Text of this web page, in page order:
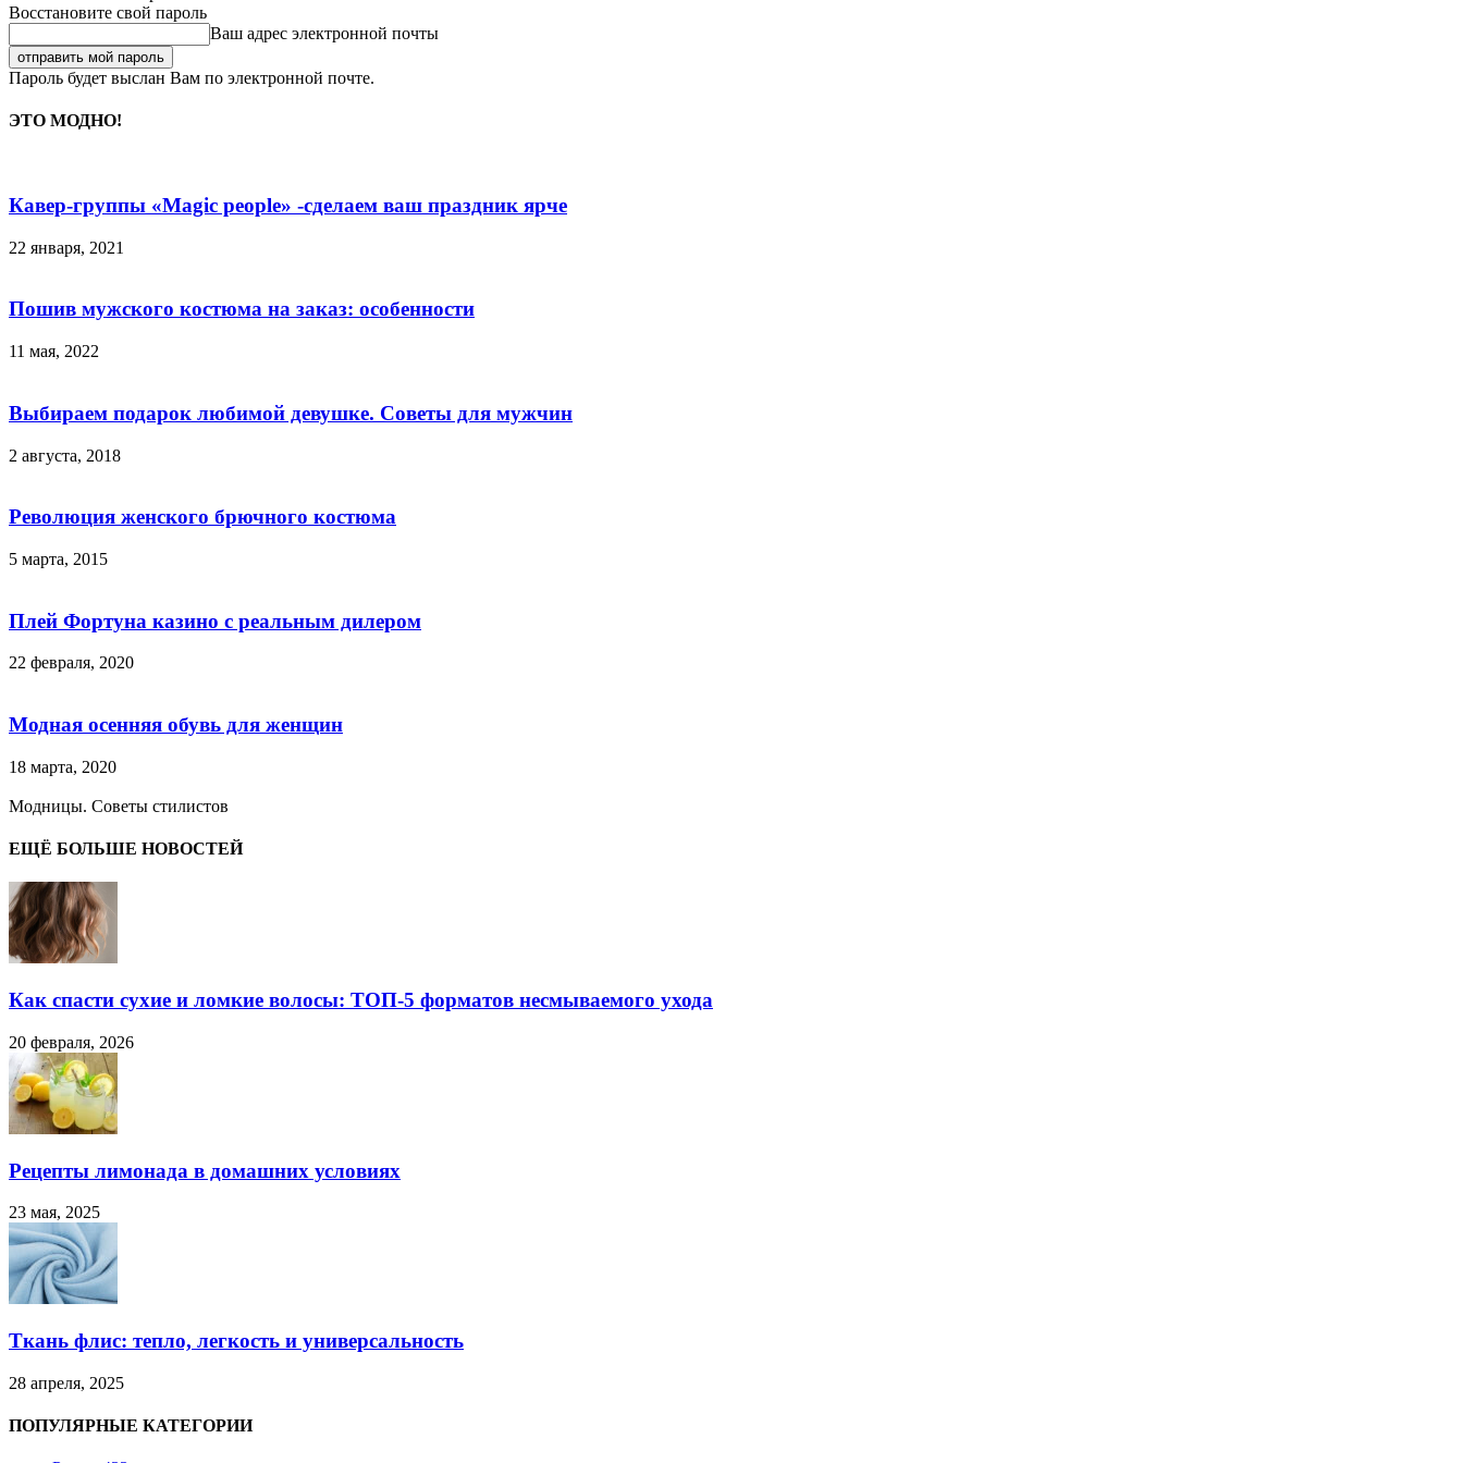
Восстановите свой пароль
Ваш адрес электронной почты
Пароль будет выслан Вам по электронной почте.
ЭТО МОДНО!
Кавер-группы «Magic people» -сделаем ваш праздник ярче
22 января, 2021
Пошив мужского костюма на заказ: особенности
11 мая, 2022
Выбираем подарок любимой девушке. Советы для мужчин
2 августа, 2018
Революция женского брючного костюма
5 марта, 2015
Плей Фортуна казино с реальным дилером
22 февраля, 2020
Модная осенняя обувь для женщин
18 марта, 2020
Модницы. Советы стилистов
ЕЩЁ БОЛЬШЕ НОВОСТЕЙ
Как спасти сухие и ломкие волосы: ТОП-5 форматов несмываемого ухода
20 февраля, 2026
Рецепты лимонада в домашних условиях
23 мая, 2025
Ткань флис: тепло, легкость и универсальность
28 апреля, 2025
ПОПУЛЯРНЫЕ КАТЕГОРИИ